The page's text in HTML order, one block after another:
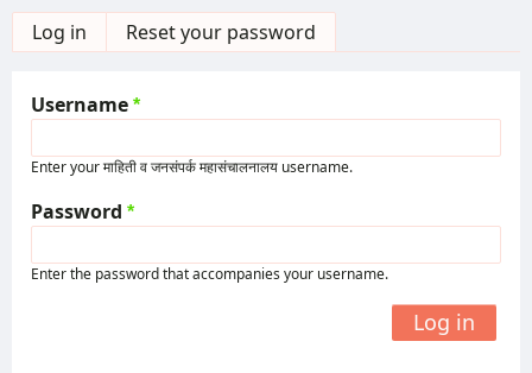
Primary
tabs
Log in (active tab)
Reset your password
Username
Enter your माहिती व जनसंपर्क महासंचालनालय username.
Password
Enter the password that accompanies your username.